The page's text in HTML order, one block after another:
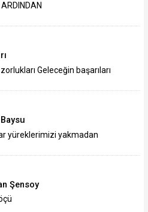
Geleceğin başarıları
yüreklerimizi yakmadan
Şensoy